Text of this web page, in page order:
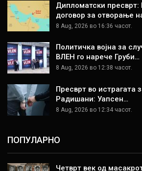
Дипломатски пресврт:
договор за отворање
8 Aug, 2026 во 16:36 часот.
Политичка војна за
ВЛЕН го нарече Груби…
8 Aug, 2026 во 12:38 часот.
Пресврт во истрагата
Радишани: Уапсен…
8 Aug, 2026 во 12:34 часот.
ПОПУЛАРНО
Четврт век од